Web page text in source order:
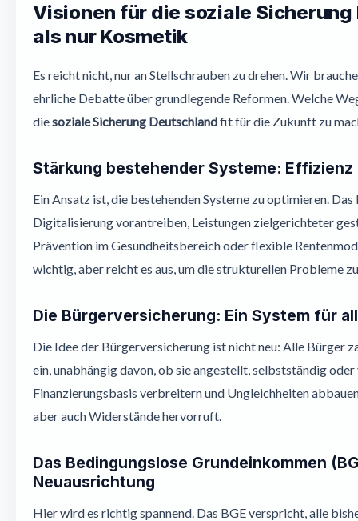
Visionen für die soziale
als nur Kosmetik
Es reicht nicht, nur an Stellschrauben zu drehen. Wir
ehrliche Debatte über grundlegende Reformen. Welche
diesoziale Sicherung Deutschlandfit für die Zukunft zu
Stärkung bestehender Systeme: Effizienz
Ein Ansatz ist, die bestehenden Systeme zu optimieren.
Digitalisierung vorantreiben, Leistungen zielgerichteter
Prävention im Gesundheitsbereich oder flexible
wichtig, aber reicht es aus, um die strukturellen Probleme
Die Bürgerversicherung: Ein System für
Die Idee der Bürgerversicherung ist nicht neu: Alle Bürger
ein, unabhängig davon, ob sie angestellt, selbstständig
Finanzierungsbasis verbreitern und Ungleichheiten
aber auch Widerstände hervorruft.
Das Bedingungslose Grundeinkommen
Neuausrichtung
Hier wird es richtig spannend. Das BGE verspricht, alle